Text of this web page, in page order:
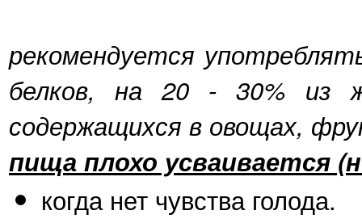
рекомендуется
белков, на 20 - 30% из
содержащихся в овощах,
пища плохо усваивается
когда нет чувства голода.